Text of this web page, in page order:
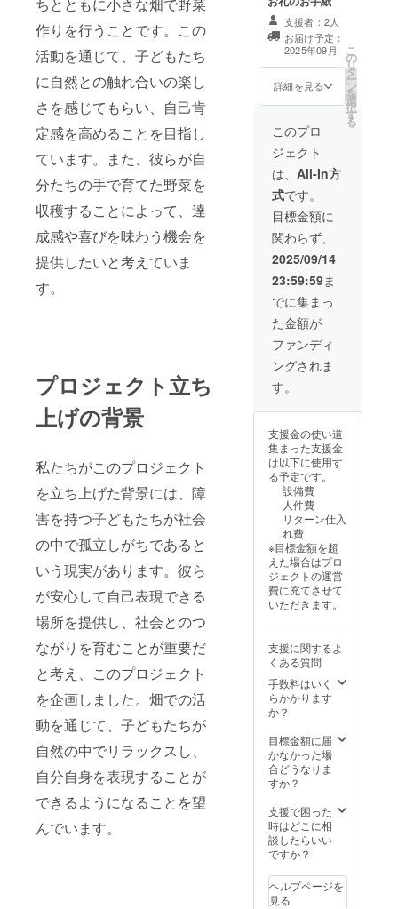
ちとともに小さな畑で野菜
作りを行うことです。この
活動を通じて、子どもたち
に自然との触れ合いの楽し
さを感じてもらい、自己肯
定感を高めることを目指し
ています。また、彼らが自
分たちの手で育てた野菜を
収穫することによって、達
成感や喜びを味わう機会を
提供したいと考えていま
す。
プロジェクト立ち
上げの背景
私たちがこのプロジェクト
を立ち上げた背景には、障
害を持つ子どもたちが社会
の中で孤立しがちであると
いう現実があります。彼ら
が安心して自己表現できる
場所を提供し、社会とのつ
ながりを育むことが重要だ
と考え、このプロジェクト
を企画しました。畑での活
動を通じて、子どもたちが
自然の中でリラックスし、
自分自身を表現することが
できるようになることを望
んでいます。
支援者：2人
お届け予定：
2025年09月
詳細を見る
こ
の
リ
タ
ー
ン
を
選
択
す
る
このプロ
ジェクト
は、 All-In方
式です。
目標金額に
関わらず、
2025/09/14
23:59:59ま
でに集まっ
た金額が
ファンディ
ングされま
す。
支援金の使い道
集まった支援金
は以下に使用す
る予定です。
設備費
人件費
リターン仕入
れ費
※目標金額を超
えた場合はプロ
ジェクトの運営
費に充てさせて
いただきます。
支援に関するよ
くある質問
手数料はいく
らかかります
か？
目標金額に届
かなかった場
合どうなりま
すか？
支援で困った
時はどこに相
談したらいい
ですか？
ヘルプページを
見る